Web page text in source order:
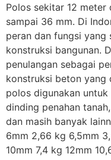
Polos sekitar 12
sampai 36 mm. Di
peran dan fungsi yang
konstruksi bangunan.
penulangan sebagai
konstruksi beton yang
polos digunakan
dinding penahan
dan masih banyak
6mm 2,66 kg 6,5mm
10mm 7,4 kg 12mm